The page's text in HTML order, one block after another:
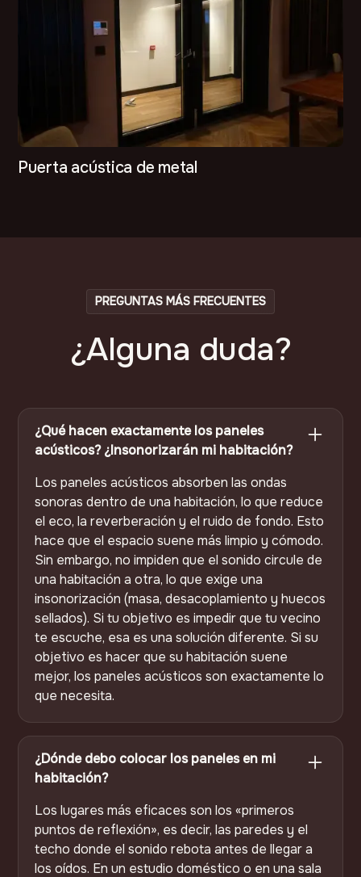
Puerta acústica de metal
PREGUNTAS MÁS FRECUENTES
¿Alguna duda?
¿Qué hacen exactamente los paneles
acústicos? ¿Insonorizarán mi habitación?
Los paneles acústicos absorben las ondas
sonoras dentro de una habitación, lo que reduce
el eco, la reverberación y el ruido de fondo. Esto
hace que el espacio suene más limpio y cómodo.
Sin embargo, no impiden que el sonido circule de
una habitación a otra, lo que exige una
insonorización (masa, desacoplamiento y huecos
sellados). Si tu objetivo es impedir que tu vecino
te escuche, esa es una solución diferente. Si su
objetivo es hacer que su habitación suene
mejor, los paneles acústicos son exactamente lo
que necesita.
¿Dónde debo colocar los paneles en mi
habitación?
Los lugares más eficaces son los «primeros
puntos de reflexión», es decir, las paredes y el
techo donde el sonido rebota antes de llegar a
los oídos. En un estudio doméstico o en una sala